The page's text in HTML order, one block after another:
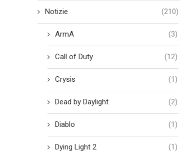
Notizie (210)
ArmA (3)
Call of Duty (12)
Crysis (1)
Dead by Daylight (2)
Diablo (1)
Dying Light 2 (1)